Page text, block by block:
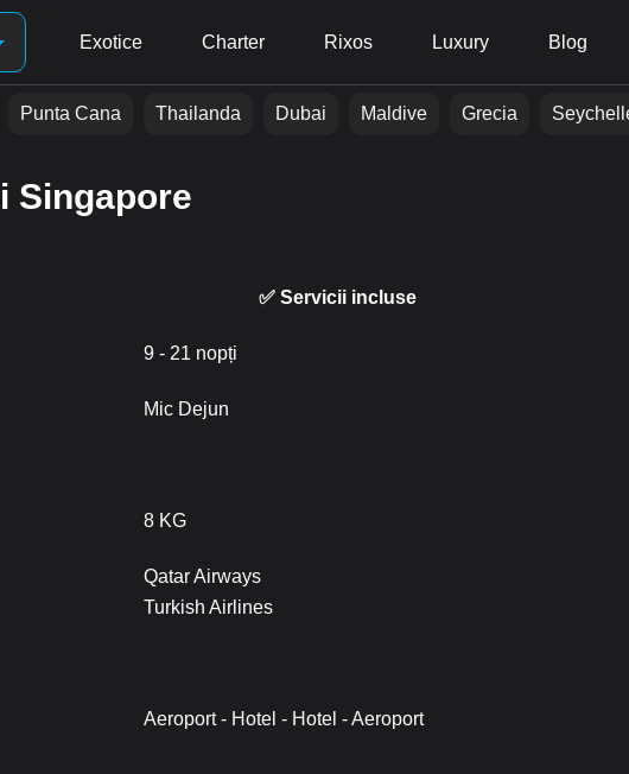
Exotice Charter Rixos Luxury Blog
Punta Cana Thailanda Dubai Maldive Grecia
Singapore
✅ Servicii incluse
9 - 21 nopți
Mic Dejun
8 KG
Qatar Airways
Turkish Airlines
Aeroport - Hotel - Hotel - Aeroport